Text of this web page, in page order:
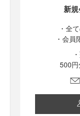
新
・全
・会
500円